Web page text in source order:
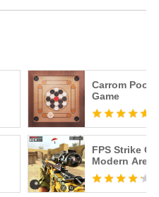
Carrom Pool:
Game
FPS Strike
Modern Arena